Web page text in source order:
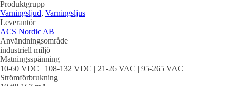
Produktgrupp
Varningsljud, Varningsljus
Leverantör
ACS Nordic AB
Användningsområde
industriell miljö
Matningsspänning
10-60 VDC | 108-132 VDC | 21-26 VAC | 95-265 VAC
Strömförbrukning